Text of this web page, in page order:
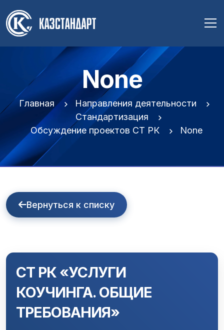
None
Главная
Направления деятельности
Стандартизация
Обсуждение проектов СТ РК
None
Вернуться к списку
СТ РК «УСЛУГИ
КОУЧИНГА. ОБЩИЕ
ТРЕБОВАНИЯ»